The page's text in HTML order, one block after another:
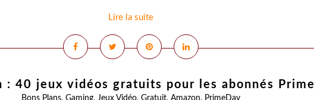
Lire la suite
: 40 jeux vidéos gratuits pour les abonnés Prime
Bons Plans, Gaming, Jeux Vidéo, Gratuit, Amazon, PrimeDay